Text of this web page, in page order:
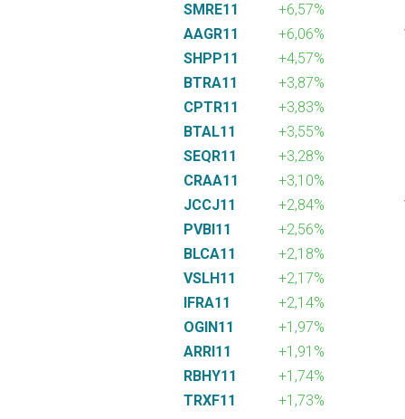
SMRE11
+6,57%
AAGR11
+6,06%
SHPP11
+4,57%
BTRA11
+3,87%
CPTR11
+3,83%
BTAL11
+3,55%
SEQR11
+3,28%
CRAA11
+3,10%
JCCJ11
+2,84%
PVBI11
+2,56%
BLCA11
+2,18%
VSLH11
+2,17%
IFRA11
+2,14%
OGIN11
+1,97%
ARRI11
+1,91%
RBHY11
+1,74%
TRXF11
+1,73%